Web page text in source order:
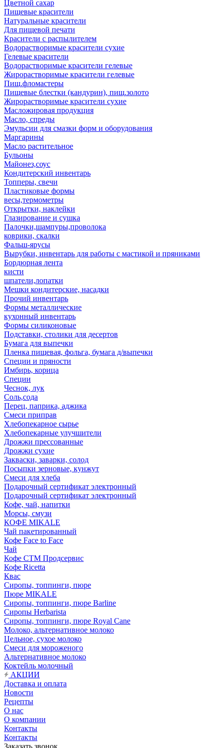
Цветной сахар
Пищевые красители
Натуральные красители
Для пищевой печати
Красители с распылителем
Водорастворимые красители сухие
Гелевые красители
Водорастворимые красители гелевые
Жирорастворимые красители гелевые
Пищ.фломастеры
Пищевые блестки (кандурин), пищ.золото
Жирорастворимые красители сухие
Масложировая продукция
Масло, спреды
Эмульсии для смазки форм и оборудования
Маргарины
Масло растительное
Бульоны
Майонез,соус
Кондитерский инвентарь
Топперы, свечи
Пластиковые формы
весы,термометры
Открытки, наклейки
Глазирование и сушка
Палочки,шампуры,проволока
коврики, скалки
Фальш-ярусы
Вырубки, инвентарь для работы с мастикой и пряниками
Бордюрная лента
кисти
шпатели,лопатки
Мешки кондитерские, насадки
Прочий инвентарь
Формы металлические
кухонный инвентарь
Формы силиконовые
Подставки, столики для десертов
Бумага для выпечки
Пленка пищевая, фольга, бумага д/выпечки
Специи и пряности
Имбирь, корица
Специи
Чеснок, лук
Соль,сода
Перец, паприка, аджика
Смеси приправ
Хлебопекарное сырье
Хлебопекарные улучшители
Дрожжи прессованные
Дрожжи сухие
Закваски, заварки, солод
Посыпки зерновые, кунжут
Смеси для хлеба
Подарочный сертификат электронный
Подарочный сертификат электронный
Кофе, чай, напитки
Морсы, смузи
КОФЕ MIKALE
Чай пакетированный
Кофе Face to Face
Чай
Кофе СТМ Продсервис
Кофе Ricetta
Квас
Сиропы, топпинги, пюре
Пюре MIKALE
Сиропы, топпинги, пюре Barline
Сиропы Herbarista
Сиропы, топпинги, пюре Royal Cane
Молоко, альтернативное молоко
Цельное, сухое молоко
Смеси для мороженого
Альтернативное молоко
Коктейль молочный
АКЦИИ
Доставка и оплата
Новости
Рецепты
О нас
О компании
Контакты
Контакты
Заказать звонок